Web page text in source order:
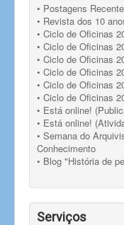
• Postagens
• Revista dos 10
• Ciclo de Oficinas
• Ciclo de Oficinas
• Ciclo de Oficinas
• Ciclo de Oficinas
• Ciclo de Oficinas
• Ciclo de Oficinas
• Está online!
• Está online!
• Semana do
Conhecimento
• Blog "História de
Serviços